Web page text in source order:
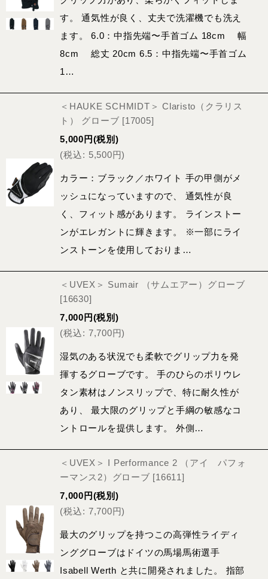
す。 通気性が良く、丈夫で洗濯機でも洗え
ます。 6.0：中指先端〜手首ゴム 18cm 幅
8cm 総丈 20cm 6.5：中指先端〜手首ゴム
1…
＜HAUKE SCHMIDT＞ Claristo（クラリス
ト） グローブ [17005]
5,000 円(税別)
(税込: 5,500円)
カラー：ブラック／ホワイト 手の甲側がメ
ッシュになっていますので、 通気性が良
く、フィット感があります。 ラインストー
ンがエレガントに輝きます。 ※一部にライ
ンストーンを使用しておりま…
＜UVEX＞ Sumair （サムエアー）グローブ
[16630]
7,000 円(税別)
(税込: 7,700円)
湿気のある状況でも柔軟でグリップ力を発
揮するグローブです。 手のひらのポリウレ
タン素材はノンスリップで、特に耐久性が
あり、 最大限のグリップと手綱の敏感なコ
ントロールを提供します。 外側…
＜UVEX＞ I Performance 2 （アイ パフォ
ーマンス2）グローブ [16611]
7,000 円(税別)
(税込: 7,700円)
最大のグリップを持つこの高弾性ライディ
ンググローブはドイツの馬場馬術選手
Isabell Werth と共に開発されました。 指部